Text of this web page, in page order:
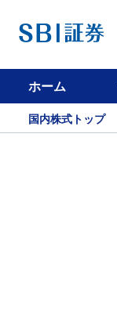
ホーム
国内株式トップ